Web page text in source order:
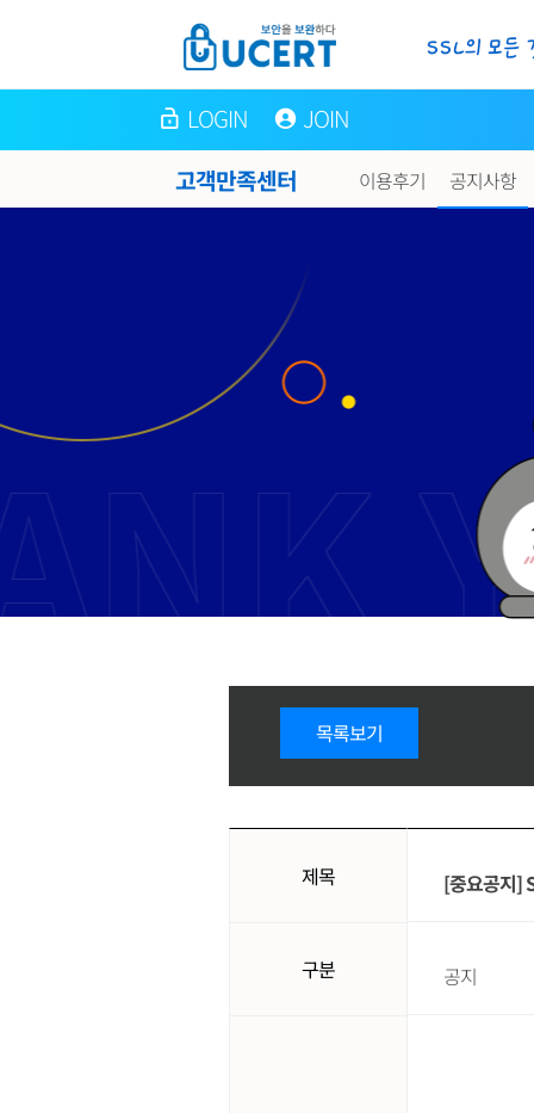
LOGIN
JOIN
고객만족센터
이용후기 공지사항
목록보기
제목 [중요공지]
구분 공지